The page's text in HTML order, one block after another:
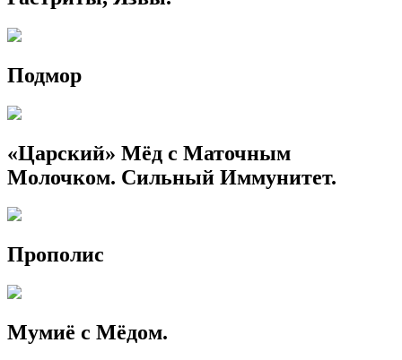
Подмор
«Царский» Мёд с Маточным
Молочком. Сильный Иммунитет.
Прополис
Мумиё с Мёдом.